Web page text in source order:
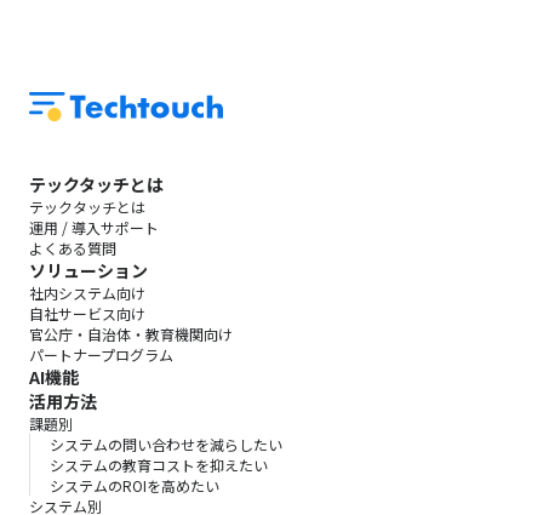
テックタッチとは
テックタッチとは
運用 / 導入サポート
よくある質問
ソリューション
社内システム向け
自社サービス向け
官公庁・自治体・教育機関向け
パートナープログラム
AI機能
活用方法
課題別
システムの問い合わせを減らしたい
システムの教育コストを抑えたい
システムのROIを高めたい
システム別